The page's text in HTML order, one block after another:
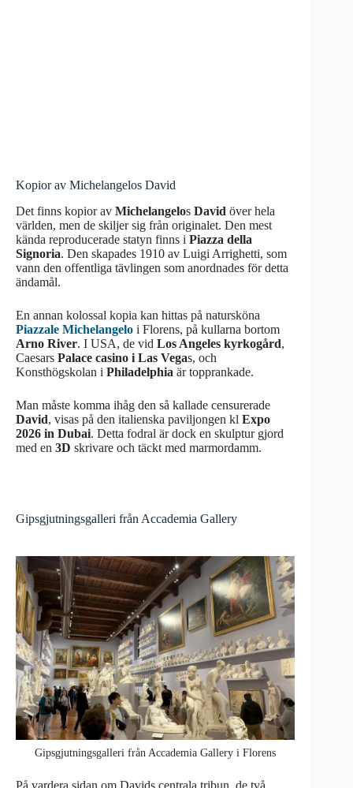
Kopior av Michelangelos David
Det finns kopior av Michelangelos David över hela
världen, men de skiljer sig från originalet. Den mest
kända reproducerade statyn finns i Piazza della
Signoria. Den skapades 1910 av Luigi Arrighetti, som
vann den offentliga tävlingen som anordnades för detta
ändamål.
En annan kolossal kopia kan hittas på natursköna
Piazzale Michelangelo i Florens, på kullarna bortom
Arno River. I USA, de vid Los Angeles kyrkogård,
Caesars Palace casino i Las Vegas, och
Konsthögskolan i Philadelphia är topprankade.
Man måste komma ihåg den så kallade censurerade
David, visas på den italienska paviljongen kl Expo
2026 in Dubai. Detta fodral är dock en skulptur gjord
med en 3D skrivare och täckt med marmordamm.
Gipsgjutningsgalleri från Accademia Gallery
Gipsgjutningsgalleri från Accademia Gallery i Florens
På vardera sidan om Davids centrala tribun, de två